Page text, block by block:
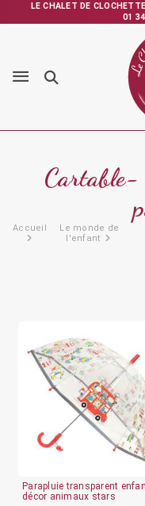
LE CHALET DE
01
Expédition rapide
soignés –
Cartable-
Accueil
Le monde de
l'enfant
Parapluie transparent
décor animaux stars